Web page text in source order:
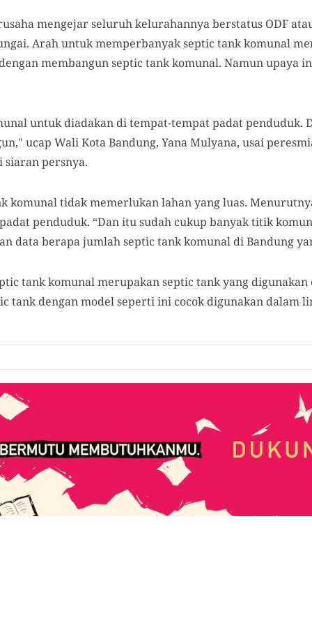
mengejar seluruh kelurahannya berstatus ODF
Arah untuk memperbanyak septic tank komunal
membangun septic tank komunal. Namun upaya
untuk diadakan di tempat-tempat padat penduduk.
ucap Wali Kota Bandung, Yana Mulyana, usai
persnya.
komunal tidak memerlukan lahan yang luas.
penduduk. “Dan itu sudah cukup banyak titik
data berapa jumlah septic tank komunal di Bandung
tank komunal merupakan septic tank yang
tank dengan model seperti ini cocok digunakan dalam